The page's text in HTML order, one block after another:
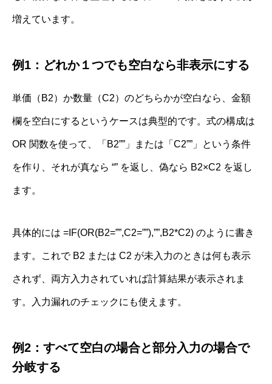
増えています。
例1：どれか１つでも空白なら非表示にする
単価（B2）か数量（C2）のどちらかが空白なら、金額
欄を空白にするというケースは典型的です。式の構成は
OR 関数を使って、「B2””」または「C2””」という条件
を作り、それが真なら “” を返し、偽なら B2×C2 を返し
ます。
具体的には =IF(OR(B2=””,C2=””),””,B2*C2) のように書き
ます。これで B2 または C2 が未入力のときは何も表示
されず、両方入力されていれば計算結果が表示されま
す。入力漏れのチェックにも使えます。
例2：すべて空白の場合と部分入力の場合で
分岐する